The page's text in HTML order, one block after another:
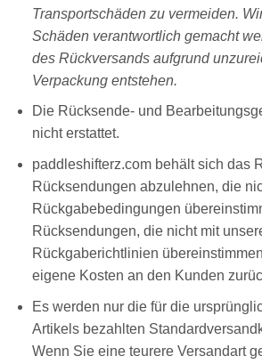
Transportschäden zu vermeiden.
Schäden verantwortlich gemacht
des Rückversands aufgrund
Verpackung entstehen.
Die Rücksende- und
nicht erstattet.
paddleshifterz.com behält sich das
Rücksendungen abzulehnen, die
Rückgabebedingungen
Rücksendungen, die nicht mit
Rückgaberichtlinien
eigene Kosten an den Kunden
Es werden nur die für die
Artikels bezahlten
Wenn Sie eine teurere Versandart